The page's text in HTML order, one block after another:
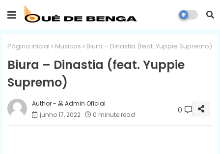
Página inicial Musicas Biura – Dinastia (feat. Yuppie Supremo)
Biura – Dinastia (feat. Yuppie
Supremo)
Admin Oficial
junho 17, 2022
0 minute read 0